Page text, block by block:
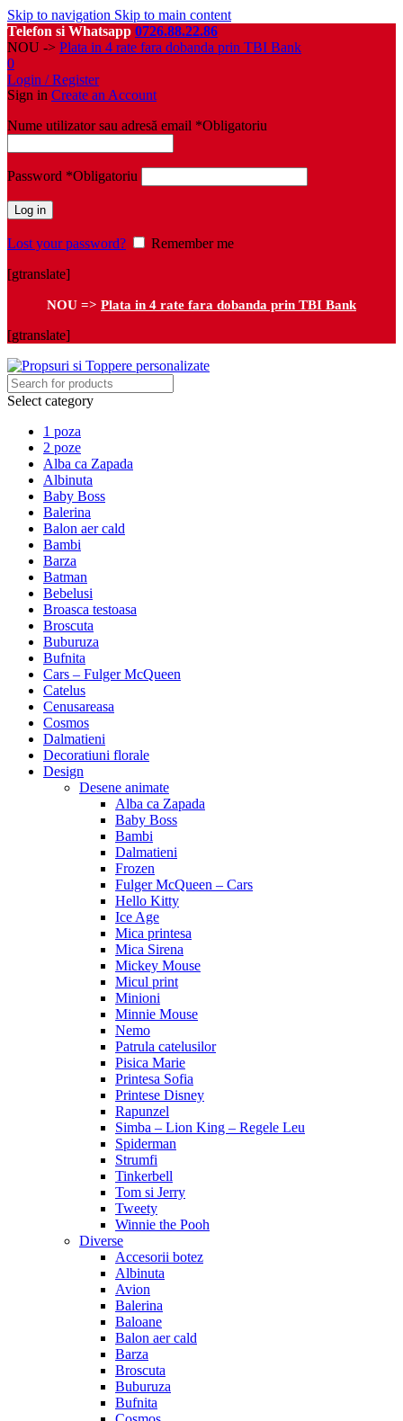
Skip to navigation Skip to main content
Telefon si Whatsapp 0726.88.22.86
NOU -> Plata in 4 rate fara dobanda prin TBI Bank
0
Login / Register
Sign in Create an Account
Nume utilizator sau adresă email *Obligatoriu
Password *Obligatoriu
Log in
Lost your password?
Remember me
[gtranslate]
NOU => Plata in 4 rate fara dobanda prin TBI Bank
[gtranslate]
Select category
1 poza
2 poze
Alba ca Zapada
Albinuta
Baby Boss
Balerina
Balon aer cald
Bambi
Barza
Batman
Bebelusi
Broasca testoasa
Broscuta
Buburuza
Bufnita
Cars – Fulger McQueen
Catelus
Cenusareasa
Cosmos
Dalmatieni
Decoratiuni florale
Design
Desene animate
Alba ca Zapada
Baby Boss
Bambi
Dalmatieni
Frozen
Fulger McQueen – Cars
Hello Kitty
Ice Age
Mica printesa
Mica Sirena
Mickey Mouse
Micul print
Minioni
Minnie Mouse
Nemo
Patrula catelusilor
Pisica Marie
Printesa Sofia
Printese Disney
Rapunzel
Simba – Lion King – Regele Leu
Spiderman
Strumfi
Tinkerbell
Tom si Jerry
Tweety
Winnie the Pooh
Diverse
Accesorii botez
Albinuta
Avion
Balerina
Baloane
Balon aer cald
Barza
Broscuta
Buburuza
Bufnita